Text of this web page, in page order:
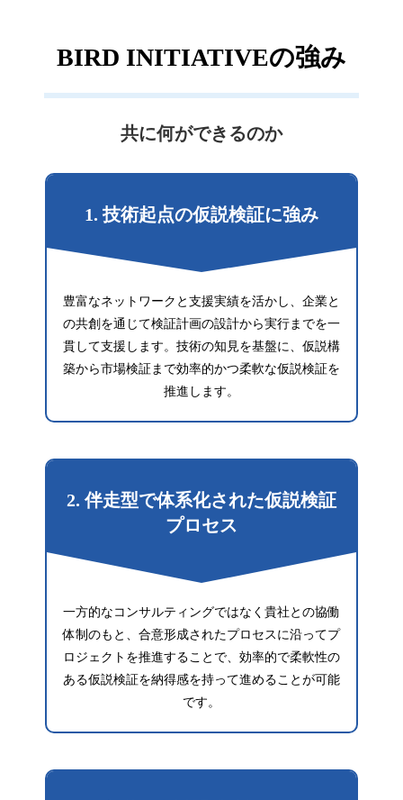
BIRD INITIATIVEの強み
共に何ができるのか
1. 技術起点の仮説検証に強み
豊富なネットワークと支援実績を活かし、企業と
の共創を通じて検証計画の設計から実行までを一
貫して支援します。技術の知見を基盤に、仮説構
築から市場検証まで効率的かつ柔軟な仮説検証を
推進します。
2. 伴走型で体系化された仮説検証
プロセス
一方的なコンサルティングではなく貴社との協働
体制のもと、合意形成されたプロセスに沿ってプ
ロジェクトを推進することで、効率的で柔軟性の
ある仮説検証を納得感を持って進めることが可能
です。